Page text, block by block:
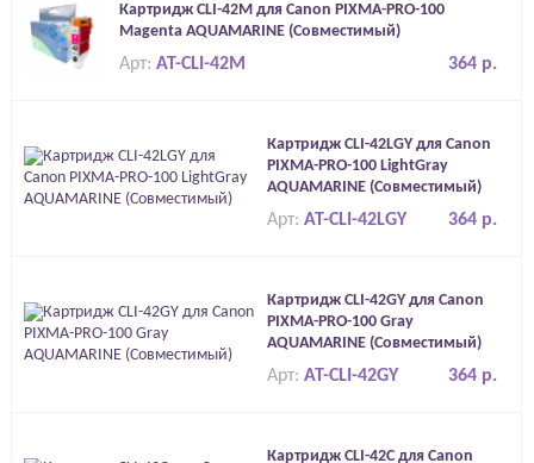
Картридж CLI-42M для Canon PIXMA-PRO-100
Magenta AQUAMARINE (Совместимый)
364 р.
Арт: AT-CLI-42M
Картридж CLI-42LGY для Canon
PIXMA-PRO-100 LightGray
AQUAMARINE (Совместимый)
364 р.
Арт:AT-CLI-42LGY
Картридж CLI-42GY для Canon
PIXMA-PRO-100 Gray
AQUAMARINE (Совместимый)
364 р.
Арт:AT-CLI-42GY
Картридж CLI-42C для Canon